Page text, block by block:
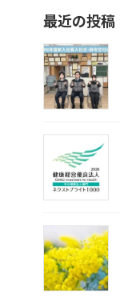
最近の投稿